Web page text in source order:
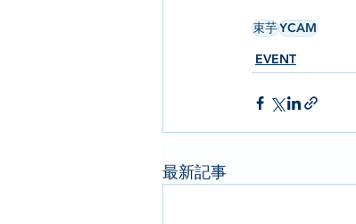
束芋YCAM
EVENT
最新記事